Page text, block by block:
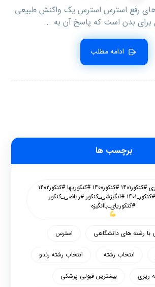
رفع استرس استرس یک واکنش طبیعی
بدن است که پاسخ آن به ...
ادامه مطلب
برچسب ها
#کنکور #کنکوری #کنکور۱۴۰۱ #کنکور۱۴۰۰ #کنکوریها #کنکور۱۴۰۲
#کنکوریا #کنکور_۱۴۰۱ #انگیزشی_کنکور #ریاضی_کنکور
#کنکوریای_باانگیزه
با رشته های دانشگاهی استرس
انتخاب رشته انتخاب رشته رندو
ریزی بیشترین قبولی پزشکی